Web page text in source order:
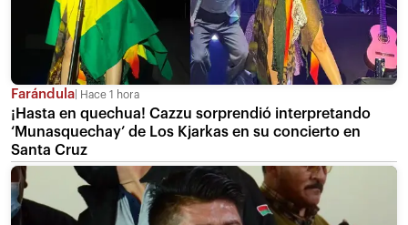
Farándula Hace 1 hora
¡Hasta en quechua! Cazzu sorprendió interpretando
‘Munasquechay’ de Los Kjarkas en su concierto en
Santa Cruz